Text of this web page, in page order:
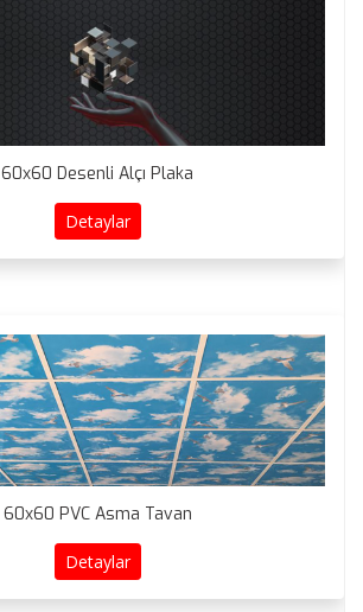
60x60 Desenli Alçı Plaka
Detaylar
60x60 PVC Asma Tavan
Detaylar